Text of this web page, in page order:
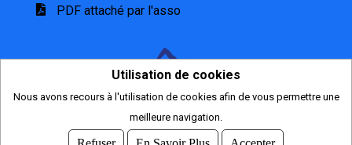
PDF attaché par l'asso
2026
© COMITI -CGVU
Utilisation de cookies
Nous avons recours à l'utilisation de cookies afin de vous permettre une
meilleure navigation.